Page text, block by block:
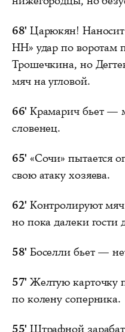
68' Царюкян! Наносит
НН» удар по воротам
Трошечкина, но
мяч на угловой.
66' Крамарич бьет —
словенец.
65' «Сочи» пытается
свою атаку хозяева.
62' Контролируют
но пока далеки гости
58' Боселли бьет —
57' Желтую карточку
по колену соперника.
55' Штрафной